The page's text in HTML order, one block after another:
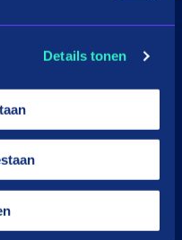
Details tonen
store